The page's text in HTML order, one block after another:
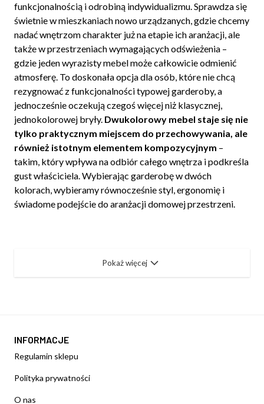
funkcjonalnością i odrobiną indywidualizmu. Sprawdza się
świetnie w mieszkaniach nowo urządzanych, gdzie chcemy
nadać wnętrzom charakter już na etapie ich aranżacji, ale
także w przestrzeniach wymagających odświeżenia –
gdzie jeden wyrazisty mebel może całkowicie odmienić
atmosferę. To doskonała opcja dla osób, które nie chcą
rezygnować z funkcjonalności typowej garderoby, a
jednocześnie oczekują czegoś więcej niż klasycznej,
jednokolorowej bryły. Dwukolorowy mebel staje się nie
tylko praktycznym miejscem do przechowywania, ale
również istotnym elementem kompozycyjnym –
takim, który wpływa na odbiór całego wnętrza i podkreśla
gust właściciela. Wybierając garderobę w dwóch
kolorach, wybieramy równocześnie styl, ergonomię i
świadome podejście do aranżacji domowej przestrzeni.
Pokaż więcej
INFORMACJE
Regulamin sklepu
Polityka prywatności
O nas